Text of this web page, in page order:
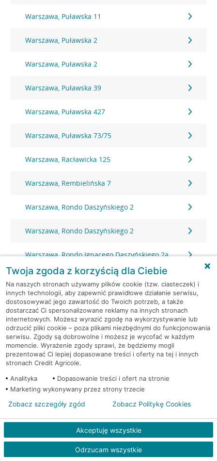
Warszawa, Puławska 11
Warszawa, Puławska 2
Warszawa, Puławska 2
Warszawa, Puławska 39
Warszawa, Puławska 427
Warszawa, Puławska 73/75
Warszawa, Racławicka 125
Warszawa, Rembielińska 7
Warszawa, Rondo Daszyńskiego 2
Warszawa, Rondo Daszyńskiego 2
Warszawa, Rondo Ignacego Daszyńskiego 2a
Warszawa, Rondo Ignacego Daszyńskiego 2a
Warszawa, Rondo Ignacego Daszyńskiego 2a
Warszawa, Rzeczypospolitej 14
Warszawa, Sierpińskiego 1
Warszawa, Skarbka z Gór 116
Warszawa, Sokołowska 11
Warszawa, Solec 32/34
Twoja zgoda z korzyścią dla Ciebie
Na naszych stronach używamy plików cookie (tzw. ciasteczek) i
innych technologii, aby zapewnić prawidłowe działanie serwisu,
dostosowywać jego zawartość do Twoich potrzeb, a także
dostarczać Ci spersonalizowane reklamy na innych stronach
internetowych. Możesz wyrazić zgodę na wykorzystywanie lub
odrzucić pliki cookie – poza plikami niezbędnymi do funkcjonowania
serwisu. Zgody są dobrowolne i możesz je wycofać w każdym
momencie. Wyrażenie zgody sprawi, że będziemy mogli
prezentować Ci lepiej dopasowane treści i oferty na tej i innych
stronach Credit Agricole.
Analityka
Dopasowanie treści i ofert na stronie
Marketing wykonywany przez strony trzecie
Akceptuję wszystkie
Odrzucam wszystkie
Zobacz szczegóły zgód Zobacz Politykę Cookies